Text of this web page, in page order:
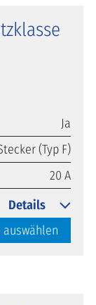
Ja
(Typ F)
20 A
auswählen
Details